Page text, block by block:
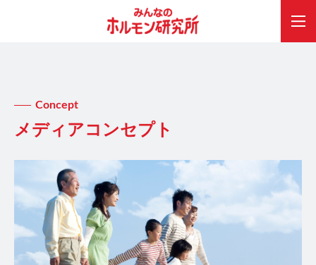
メディアコンセプト
Concept